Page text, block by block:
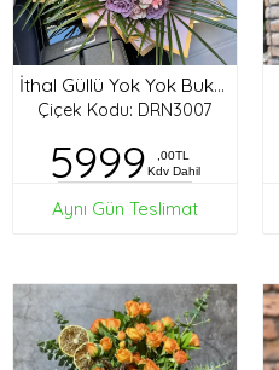
İthal Güllü Yok Yok Buket
Çiçek Kodu: DRN3007
5999
,00TL
Kdv Dahil
Aynı Gün Teslimat